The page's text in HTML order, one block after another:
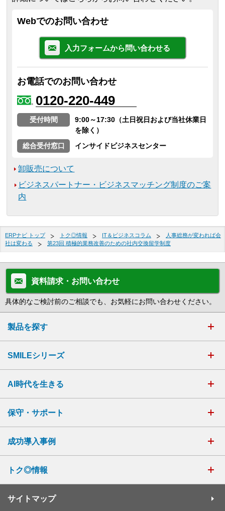
Webでのお問い合わせ
入力フォームから問い合わせる
お電話でのお問い合わせ
0120-220-449
受付時間
9:00～17:30（土日祝日および当社休業日
を除く）
総合受付窓口
インサイドビジネスセンター
卸販売について
ビジネスパートナー・ビジネスマッチング制度のご案
内
ERPナビ トップ トク◎情報 IT＆ビジネスコラム
人事総務が変われば会
社は変わる
第23回 積極的業務改善のための社内交換留学制度
資料請求・お問い合わせ
具体的なご検討前のご相談でも、お気軽にお問い合わせください。
製品を探す
SMILEシリーズ
AI時代を生きる
保守・サポート
成功導入事例
トク◎情報
サイトマップ